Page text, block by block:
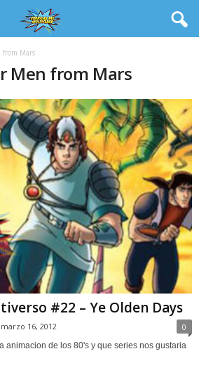
from Mars
Men from Mars
#22 – Ye Olden Days
marzo 16, 2012 0
animacion de los 80's y que series nos gustaria